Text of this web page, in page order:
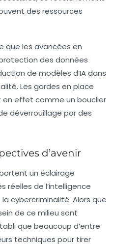
des ressources
que les avancées en
des données
de modèles d’IAdans
Les gardes en place
effet comme un bouclier
déverrouillage par des
d’avenir
un éclairage
réelles de l’intelligence
cybercriminalité. Alors que
de ce milieu sont
que beaucoup d’entre
techniques pour tirer